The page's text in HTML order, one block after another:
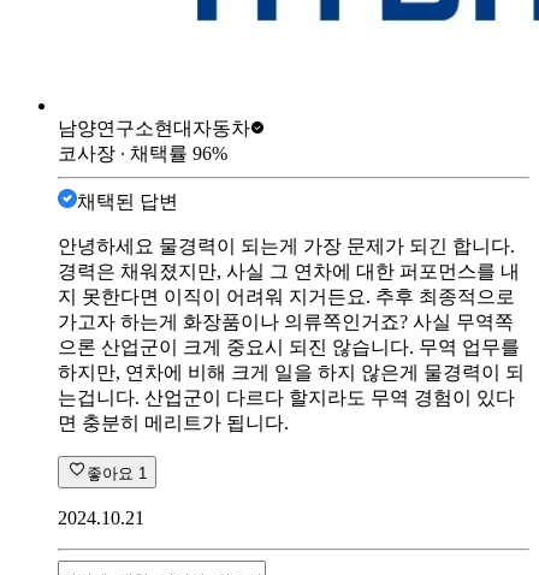
남양연구소현대자동차
코사장 ∙ 채택률 96%
채택된 답변
안녕하세요 물경력이 되는게 가장 문제가 되긴 합니다.
경력은 채워졌지만, 사실 그 연차에 대한 퍼포먼스를 내
지 못한다면 이직이 어려워 지거든요. 추후 최종적으로
가고자 하는게 화장품이나 의류쪽인거죠? 사실 무역쪽
으론 산업군이 크게 중요시 되진 않습니다. 무역 업무를
하지만, 연차에 비해 크게 일을 하지 않은게 물경력이 되
는겁니다. 산업군이 다르다 할지라도 무역 경험이 있다
면 충분히 메리트가 됩니다.
좋아요 1
2024.10.21